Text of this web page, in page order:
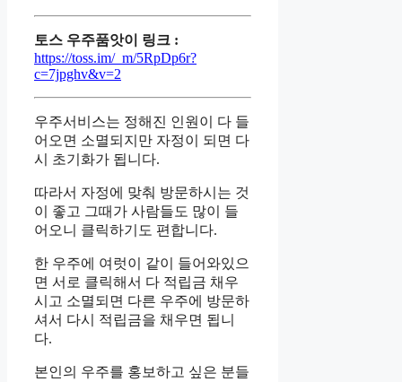
토스 우주품앗이 링크 :
https://toss.im/_m/5RpDp6r?
c=7jpghv&v=2
우주서비스는 정해진 인원이 다 들
어오면 소멸되지만 자정이 되면 다
시 초기화가 됩니다.
따라서 자정에 맞춰 방문하시는 것
이 좋고 그때가 사람들도 많이 들
어오니 클릭하기도 편합니다.
한 우주에 여럿이 같이 들어와있으
면 서로 클릭해서 다 적립금 채우
시고 소멸되면 다른 우주에 방문하
셔서 다시 적립금을 채우면 됩니
다.
본인의 우주를 홍보하고 싶은 분들